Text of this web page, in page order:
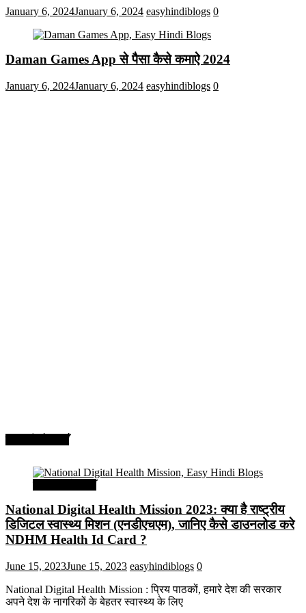
January 6, 2024January 6, 2024 easyhindiblogs 0
Daman Games App से पैसा कैसे कमाऐ 2024
January 6, 2024January 6, 2024 easyhindiblogs 0
National Digital Health Mission 2023: क्या है राष्ट्रीय
डिजिटल स्वास्थ्य मिशन (एनडीएचएम), जानिए कैसे डाउनलोड करे
NDHM Health Id Card ?
June 15, 2023June 15, 2023 easyhindiblogs 0
National Digital Health Mission : प्रिय पाठकों, हमारे देश की सरकार
अपने देश के नागरिकों के बेहतर स्वास्थ्य के लिए